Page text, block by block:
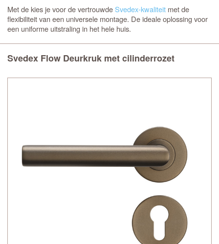
Met dekies je voor de vertrouwdeSvedex-kwaliteit met de
flexibiliteit van een universele montage. De ideale oplossing voor
een uniforme uitstraling in het hele huis.
Svedex Flow Deurkruk met cilinderrozet